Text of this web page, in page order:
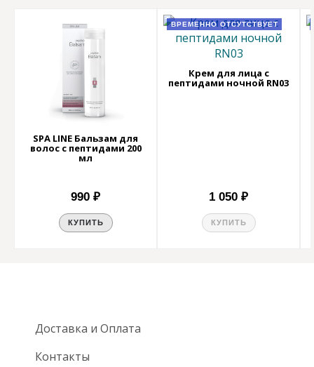
SPA LINE Бальзам для
волос с пептидами 200
мл
990 ₽
КУПИТЬ
ВРЕМЕННО ОТСУТСТВУЕТ
Крем для лица с
пептидами ночной RN03
1 050 ₽
КУПИТЬ
Доставка и Оплата
Контакты